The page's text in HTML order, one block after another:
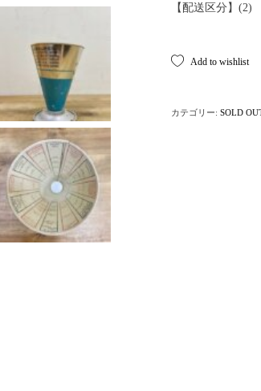
【配送区分】(2)
Add to wishlist
カテゴリー: SOLD